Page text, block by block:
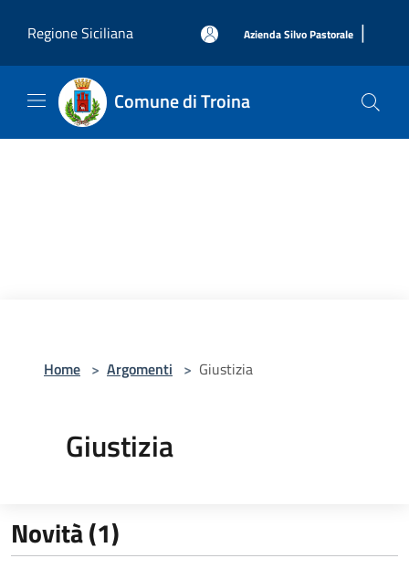
Regione Siciliana
Azienda Silvo Pastorale |
Comune di Troina
Home > Argomenti > Giustizia
Giustizia
Novità (1)